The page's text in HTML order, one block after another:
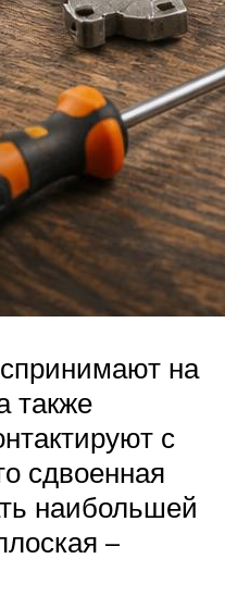
на
также
с
сдвоенная
наибольшей
–